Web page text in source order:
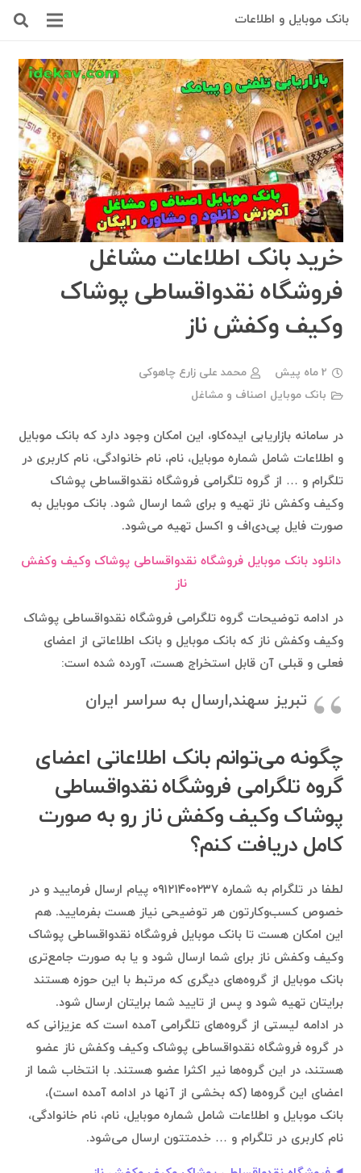
بانک موبایل و اطلاعات
خرید بانک اطلاعات مشاغل
فروشگاه نقدواقساطی پوشاک
وکیف وکفش ناز
2 ماه پیش
محمد علی زارع چاهوکی
بانک موبایل اصناف و مشاغل
در سامانه بازاریابی ایده‌کاو، این امکان وجود دارد که بانک موبایل
و اطلاعات شامل شماره موبایل، نام، نام خانوادگی، نام کاربری در
تلگرام و … از گروه تلگرامی فروشگاه نقدواقساطی پوشاک
وکیف وکفش ناز تهیه و برای شما ارسال شود. بانک موبایل به
صورت فایل پی‌دی‌اف و اکسل تهیه می‌شود.
دانلود بانک موبایل فروشگاه نقدواقساطی پوشاک وکیف وکفش
ناز
در ادامه توضیحات گروه تلگرامی فروشگاه نقدواقساطی پوشاک
وکیف وکفش ناز که بانک موبایل و بانک اطلاعاتی از اعضای
فعلی و قبلی آن قابل استخراج هست، آورده شده است:
تبریز سهند,ارسال به سراسر ایران
چگونه می‌توانم بانک اطلاعاتی اعضای
گروه تلگرامی فروشگاه نقدواقساطی
پوشاک وکیف وکفش ناز رو به صورت
کامل دریافت کنم؟
لطفا در تلگرام به شماره ۰۹۱۲۱۴۰۰۲۳۷ پیام ارسال فرمایید و در
خصوص کسب‌وکارتون هر توضیحی نیاز هست بفرمایید. هم
این امکان هست تا بانک موبایل فروشگاه نقدواقساطی پوشاک
وکیف وکفش ناز برای شما ارسال شود و یا به صورت جامع‌تری
بانک موبایل از گروه‌های دیگری که مرتبط با این حوزه هستند
برایتان تهیه شود و پس از تایید شما برایتان ارسال شود.
در ادامه لیستی از گروه‌های تلگرامی آمده است که عزیزانی که
در گروه فروشگاه نقدواقساطی پوشاک وکیف وکفش ناز عضو
هستند، در این گروه‌ها نیر اکثرا عضو هستند. با انتخاب شما از
اعضای این گروه‌ها (که بخشی از آنها در ادامه آمده است)،
بانک موبایل و اطلاعات شامل شماره موبایل، نام، نام خانوادگی،
نام کاربری در تلگرام و … خدمتتون ارسال می‌شود.